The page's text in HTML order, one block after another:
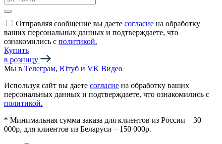
Отправляя сообщение вы даете согласие на обработку
ваших персональных данных и подтверждаете, что
ознакомились с политикой.
Купить
в розницу
Мы в Телеграм, Ютуб и VK Видео
Используя сайт вы даете согласие на обработку ваших
персональных данных и подтверждаете, что ознакомились с
политикой.
* Минимальная сумма заказа для клиентов из России – 30
000р, для клиентов из Беларуси – 150 000р.